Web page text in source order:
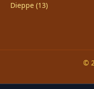
Dieppe (13)
©